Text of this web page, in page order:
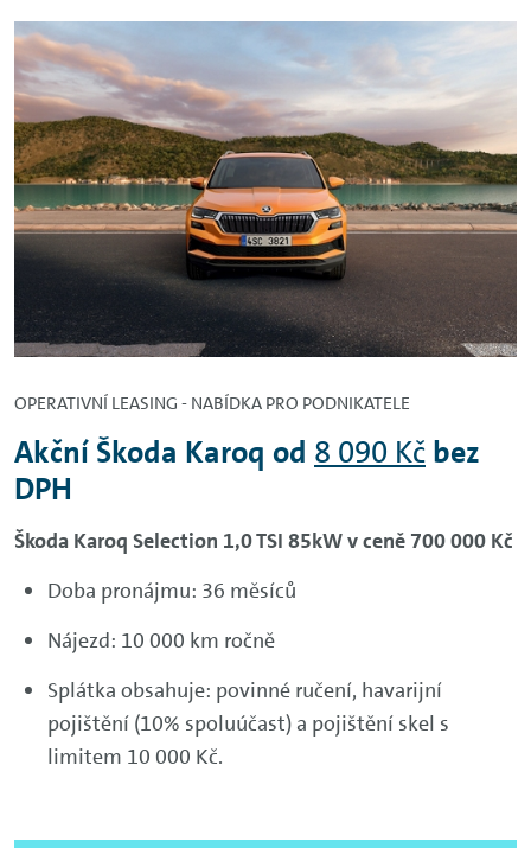
OPERATIVNÍ LEASING - NABÍDKA PRO PODNIKATELE
Akční Škoda Karoq od 8 090 Kč bez
DPH
Škoda Karoq Selection 1,0 TSI 85kW v ceně 700 000 Kč
Doba pronájmu: 36 měsíců
Nájezd: 10 000 km ročně
Splátka obsahuje: povinné ručení, havarijní
pojištění (10% spoluúčast) a pojištění skel s
limitem 10 000 Kč.